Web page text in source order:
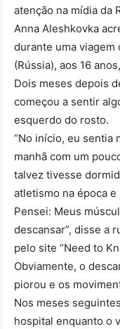
atenção na mídia da
Anna Aleshkovka
durante uma viagem
(Rússia), aos 16
Dois meses depois
começou a sentir
esquerdo do rosto.
“No início, eu sentia
manhã com um
talvez tivesse
atletismo na época
Pensei: Meus
descansar”, disse a
pelo site “Need to
Obviamente, o
piorou e os
Nos meses
hospital enquanto o